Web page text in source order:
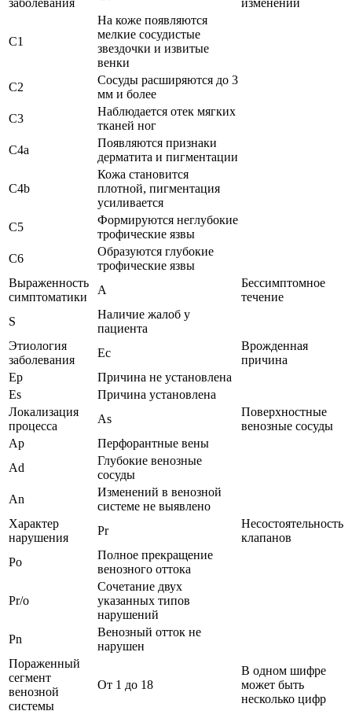
заболевания
изменений
C1
На коже появляются
мелкие сосудистые
звездочки и извитые
венки
C2
Сосуды расширяются до 3
мм и более
C3
Наблюдается отек мягких
тканей ног
C4a
Появляются признаки
дерматита и пигментации
C4b
Кожа становится
плотной, пигментация
усиливается
C5
Формируются неглубокие
трофические язвы
C6
Образуются глубокие
трофические язвы
Выраженность
симптоматики
A
Бессимптомное
течение
S
Наличие жалоб у
пациента
Этиология
заболевания
Ec
Врожденная
причина
Ep
Причина не установлена
Es
Причина установлена
Локализация
процесса
As
Поверхностные
венозные сосуды
Ap
Перфорантные вены
Ad
Глубокие венозные
сосуды
An
Изменений в венозной
системе не выявлено
Характер
нарушения
Pr
Несостоятельность
клапанов
Po
Полное прекращение
венозного оттока
Pr/o
Сочетание двух
указанных типов
нарушений
Pn
Венозный отток не
нарушен
Пораженный
сегмент
венозной
системы
От 1 до 18
В одном шифре
может быть
несколько цифр